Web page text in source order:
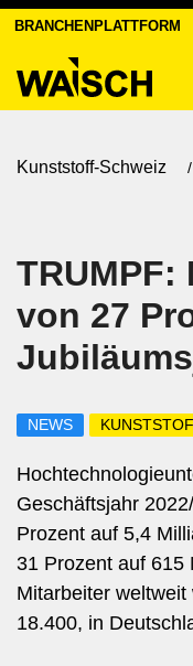
BRANCHENPLATTFORM
Kunststoff-Schweiz
TRUMPF:
von 27
NEWS
Geschäftsjahr
Prozent auf 5,4
31 Prozent auf 615
Mitarbeiter
18.400, in